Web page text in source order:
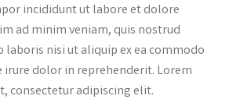
incididunt ut labore et dolore
ad minim veniam, quis nostrud
nisi ut aliquip ex ea commodo
irure dolor in reprehenderit. Lorem
consectetur adipiscing elit.